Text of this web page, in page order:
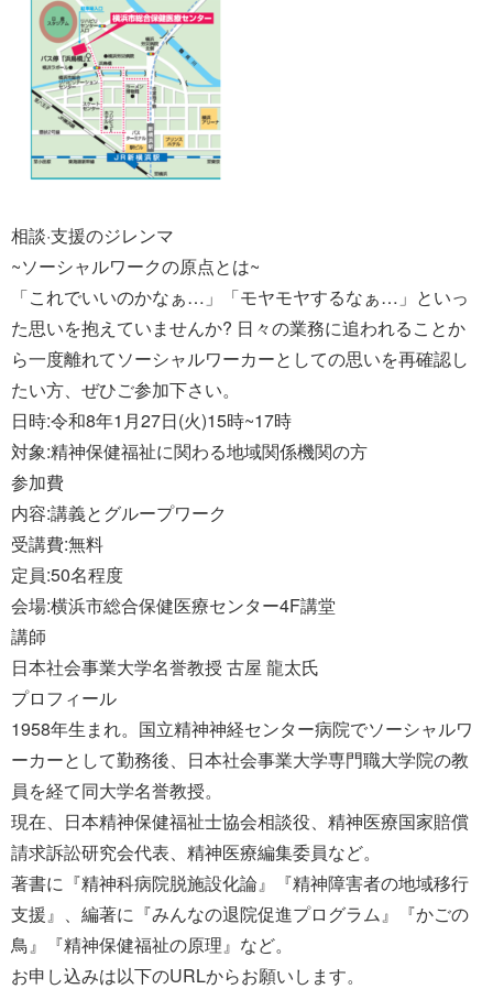
相談·支援のジレンマ
~ソーシャルワークの原点とは~
「これでいいのかなぁ…」「モヤモヤするなぁ…」といっ
た思いを抱えていませんか? 日々の業務に追われることか
ら一度離れてソーシャルワーカーとしての思いを再確認し
たい方、ぜひご参加下さい。
日時:令和8年1月27日(火)15時~17時
対象:精神保健福祉に関わる地域関係機関の方
参加費
内容:講義とグループワーク
受講費:無料
定員:50名程度
会場:横浜市総合保健医療センター4F講堂
講師
日本社会事業大学名誉教授 古屋 龍太氏
プロフィール
1958年生まれ。国立精神神経センター病院でソーシャルワ
ーカーとして勤務後、日本社会事業大学専門職大学院の教
員を経て同大学名誉教授。
現在、日本精神保健福祉士協会相談役、精神医療国家賠償
請求訴訟研究会代表、精神医療編集委員など。
著書に『精神科病院脱施設化論』『精神障害者の地域移行
支援』、編著に『みんなの退院促進プログラム』『かごの
鳥』『精神保健福祉の原理』など。
お申し込みは以下のURLからお願いします。